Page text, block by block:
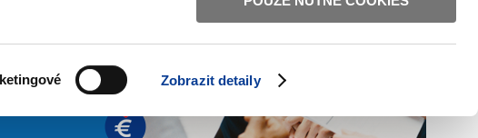
Zobrazit detaily